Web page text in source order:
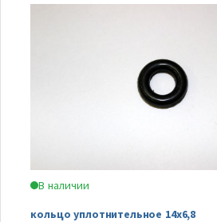
В наличии
кольцо уплотнительное 14х6,8